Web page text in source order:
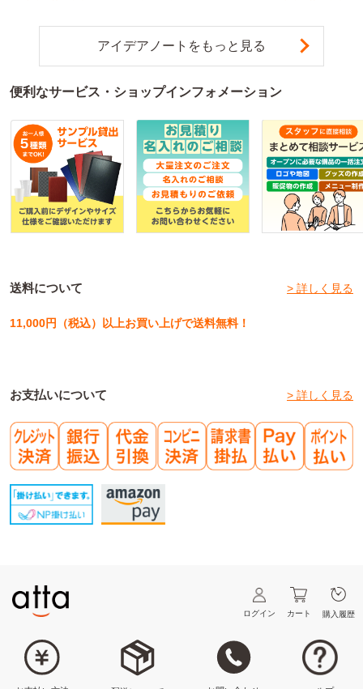
アイデアノートをもっと見る
便利なサービス・ショップインフォメーション
送料について > 詳しく見る
11,000円（税込）以上お買い上げで送料無料！
お支払いについて > 詳しく見る
ログイン カート 購入履歴